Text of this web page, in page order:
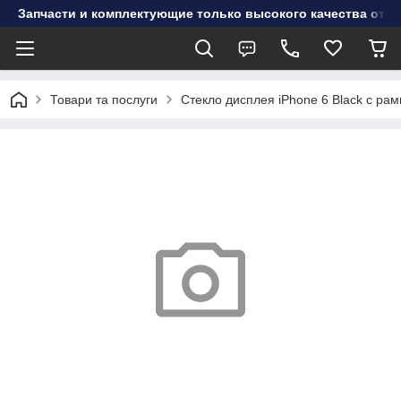
Запчасти и комплектующие только высокого качества от
Товари та послуги Стекло дисплея iPhone 6 Black с